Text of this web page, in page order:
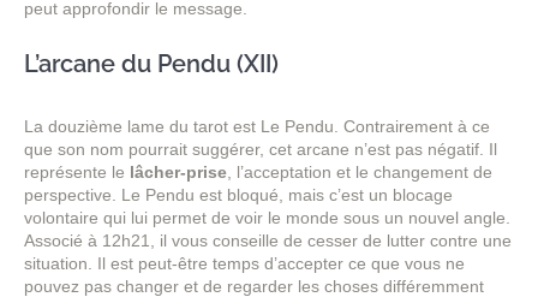
peut approfondir le message.
L’arcane du Pendu (XII)
La douzième lame du tarot est Le Pendu. Contrairement à ce
que son nom pourrait suggérer, cet arcane n’est pas négatif. Il
représente le lâcher-prise , l’acceptation et le changement de
perspective. Le Pendu est bloqué, mais c’est un blocage
volontaire qui lui permet de voir le monde sous un nouvel angle.
Associé à 12h21, il vous conseille de cesser de lutter contre une
situation. Il est peut-être temps d’accepter ce que vous ne
pouvez pas changer et de regarder les choses différemment